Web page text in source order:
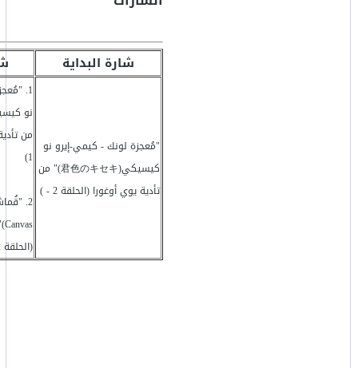
شارة البداية
"مُعجزة لونك - كيمي-إيرو نو
كيسيكي(君色のキセキ)" من
تأدية يوي أوغورا (الحلقة 2 - )
1.
من
1)
(الحلقة 2 - )